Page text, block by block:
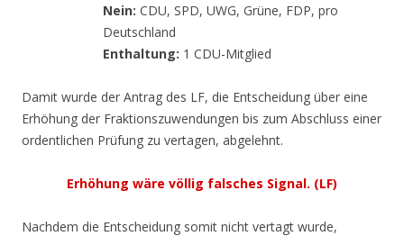
Nein: CDU, SPD, UWG, Grüne, FDP, pro
Deutschland
Enthaltung: 1 CDU-Mitglied
Damit wurde der Antrag des LF, die Entscheidung über eine
Erhöhung der Fraktionszuwendungen bis zum Abschluss einer
ordentlichen Prüfung zu vertagen, abgelehnt.
Erhöhung wäre völlig falsches Signal. (LF)
Nachdem die Entscheidung somit nicht vertagt wurde,